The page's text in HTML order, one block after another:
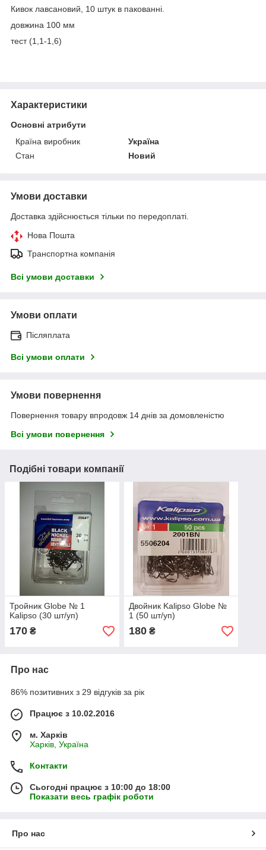
Кивок лавсановий, 10 штук в пакованні.
довжина 100 мм
тест (1,1-1,6)
Характеристики
Основні атрибути
Країна виробник
Україна
Стан
Новий
Умови доставки
Доставка здійснюється тільки по передоплаті.
Нова Пошта
Транспортна компанія
Всі умови доставки
Умови оплати
Післяплата
Всі умови оплати
Умови повернення
Повернення товару впродовж 14 днів за домовленістю
Всі умови повернення
Подібні товари компанії
Тройник Globe № 1
Kalipso (30 шт/уп)
170 ₴
Двойник Kalipso Globe №
1 (50 шт/уп)
180₴
Про нас
86% позитивних з 29 відгуків за рік
Працює з 10.02.2016
м. Харків
Харків, Україна
Контакти
Сьогодні працює з 10:00 до 18:00
Показати весь графік роботи
Про нас